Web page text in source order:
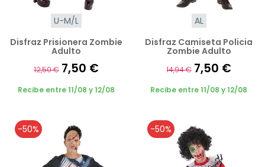
U-M/L
Disfraz Prisionera Zombie
Adulto
12,50 € 7,50 €
Recibe entre 11/08 y 12/08
AL
Disfraz Camiseta Policia
Zombie Adulto
14,94 € 7,50 €
Recibe entre 11/08 y 12/08
-50% -50%